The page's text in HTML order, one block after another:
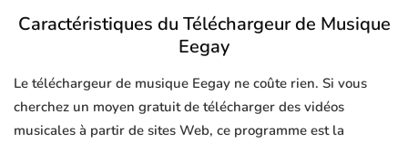
Caractéristiques du Téléchargeur de Musique
Eegay
Le téléchargeur de musique Eegay ne coûte rien. Si vous
cherchez un moyen gratuit de télécharger des vidéos
musicales à partir de sites Web, ce programme est la